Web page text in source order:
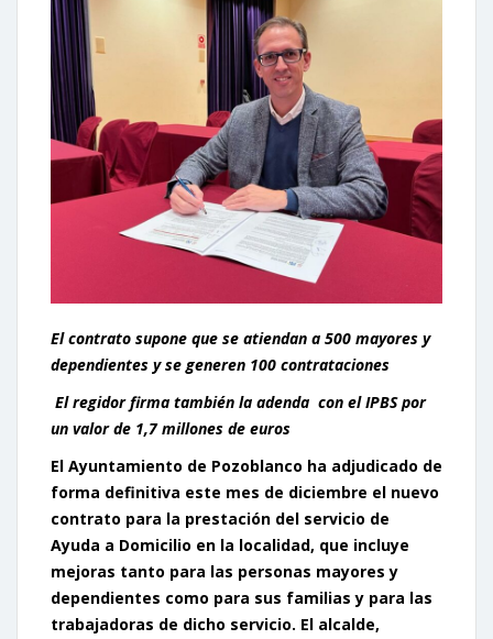
El contrato supone que se atiendan a 500 mayores y
dependientes y se generen 100 contrataciones
El regidor firma también la adenda con el IPBS por
un valor de 1,7 millones de euros
El Ayuntamiento de Pozoblanco ha adjudicado de
forma definitiva este mes de diciembre el nuevo
contrato para la prestación del servicio de
Ayuda a Domicilio en la localidad, que incluye
mejoras tanto para las personas mayores y
dependientes como para sus familias y para las
trabajadoras de dicho servicio. El alcalde,